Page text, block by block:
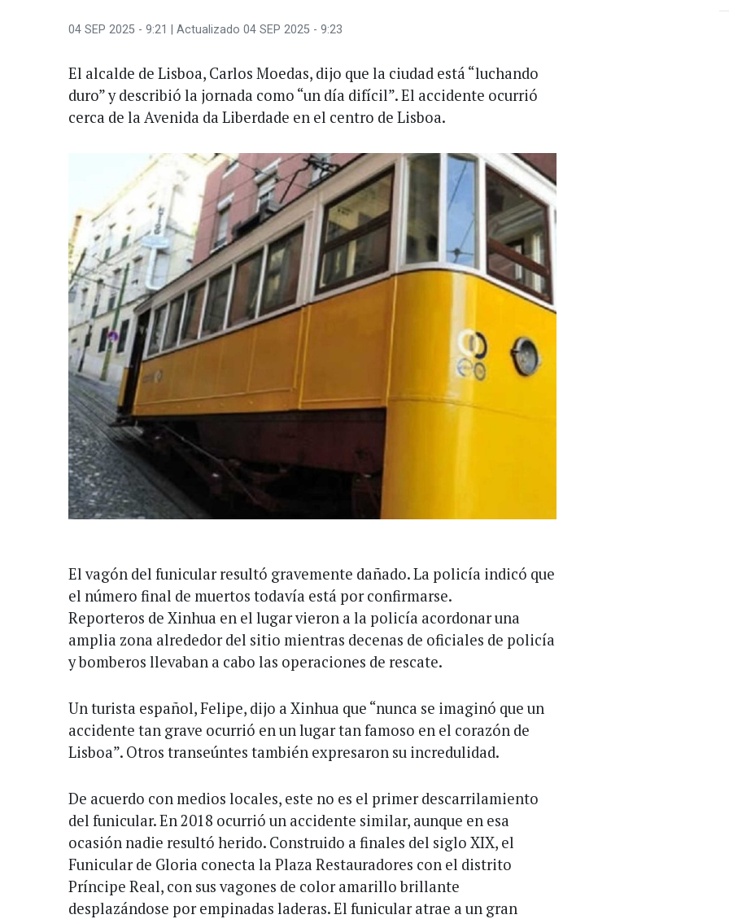
04 SEP 2025 - 9:21 | Actualizado 04 SEP 2025 - 9:23
El alcalde de Lisboa, Carlos Moedas, dijo que la ciudad está “luchando
duro” y describió la jornada como “un día difícil”. El accidente ocurrió
cerca de la Avenida da Liberdade en el centro de Lisboa.
El vagón del funicular resultó gravemente dañado. La policía indicó que
el número final de muertos todavía está por confirmarse.
Reporteros de Xinhua en el lugar vieron a la policía acordonar una
amplia zona alrededor del sitio mientras decenas de oficiales de policía
y bomberos llevaban a cabo las operaciones de rescate.
Un turista español, Felipe, dijo a Xinhua que “nunca se imaginó que un
accidente tan grave ocurrió en un lugar tan famoso en el corazón de
Lisboa”. Otros transeúntes también expresaron su incredulidad.
De acuerdo con medios locales, este no es el primer descarrilamiento
del funicular. En 2018 ocurrió un accidente similar, aunque en esa
ocasión nadie resultó herido. Construido a finales del siglo XIX, el
Funicular de Gloria conecta la Plaza Restauradores con el distrito
Príncipe Real, con sus vagones de color amarillo brillante
desplazándose por empinadas laderas. El funicular atrae a un gran